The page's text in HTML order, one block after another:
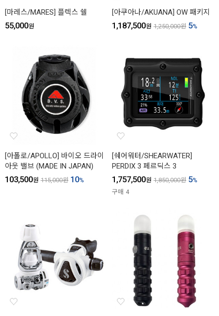
[마레스/MARES] 플렉스 쉘
55,000원
[아쿠아나/AKUANA] OW 패키지
1,187,500원 1,250,000원 5%
[아폴로/APOLLO] 바이오 드라이
아웃 밸브 (MADE IN JAPAN)
103,500원 115,000원 10%
[쉐어워터/SHEARWATER]
PERDIX 3 페르딕스 3
1,757,500원 1,850,000원 5%
구매 4